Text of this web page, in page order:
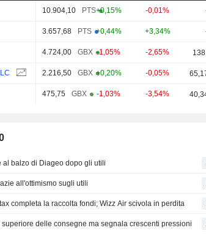
10.904,10 PTS+0,15% -0,01%
3.657,68 PTS +0,44% +3,34%
4.724,00 GBX -1,05% -2,65%
2.216,50 GBX +0,20% -0,05%
475,75 GBX -1,03% -3,54%
al balzo di Diageo dopo gli utili
all'ottimismo sugli utili
completa la raccolta fondi; Wizz Air scivola in perdita
delle consegne ma segnala crescenti pressioni